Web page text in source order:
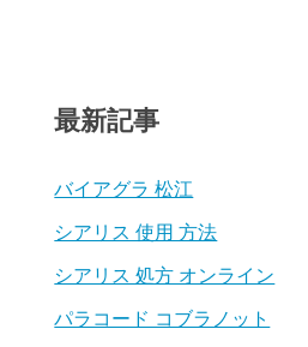
最新記事
バイアグラ 松江
シアリス 使用 方法
シアリス 処方 オンライン
パラコード コブラノット